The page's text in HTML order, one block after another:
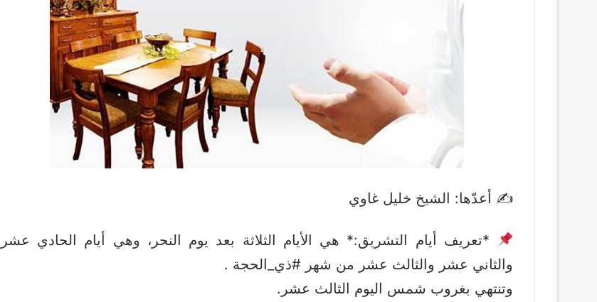
✍️ أعدّها: الشيخ خليل غاوي
*تعريف أيام التشريق:* هي الأيام الثلاثة بعد يوم النحر، وهي أيام الحادي عشر
والثاني عشر والثالث عشر من شهر #ذي_الحجة .
وتنتهي بغروب شمس اليوم الثالث عشر.